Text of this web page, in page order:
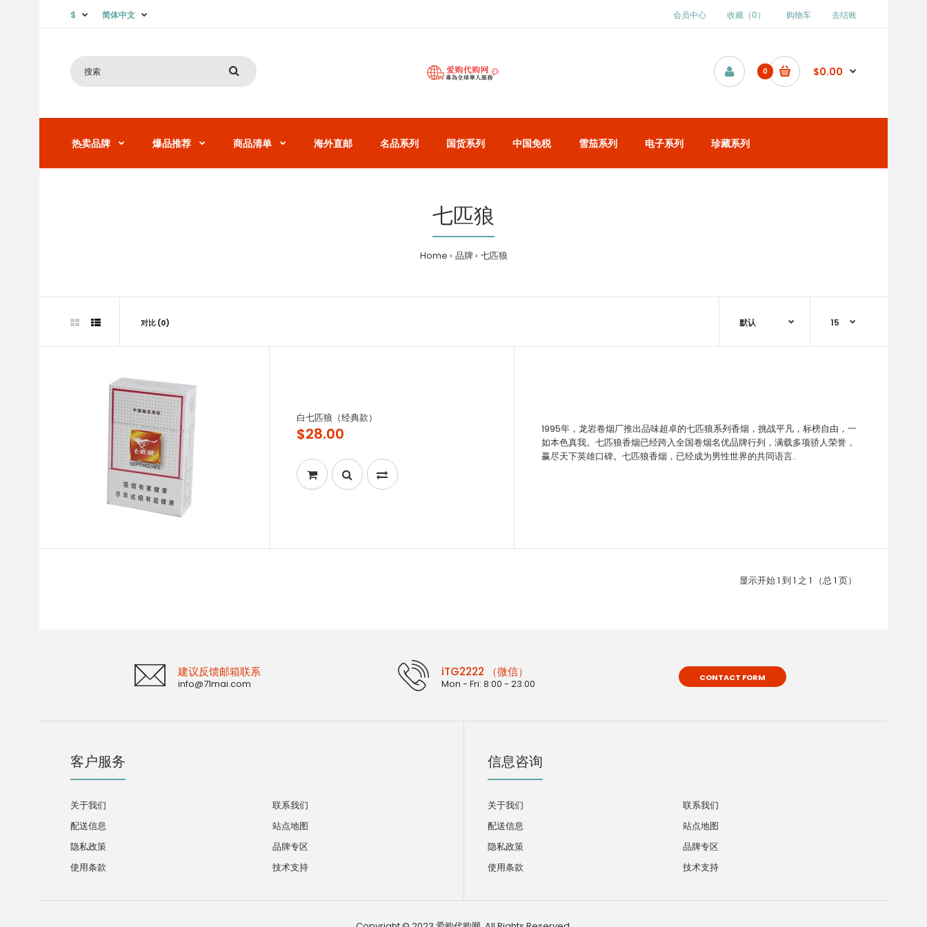
会员中心 收藏（0） 购物车 去结账
$ 简体中文
0 $0.00
热卖品牌 爆品推荐 商品清单 海外直邮 名品系列 国货系列 中国免税 雪茄系列 电子系列 珍藏系列
七匹狼
Home 品牌 七匹狼
对比 (0)
白七匹狼（经典款）
$28.00
1995年，龙岩卷烟厂推出品味超卓的七匹狼系列香烟，挑战平凡，标榜自由，一
如本色真我。七匹狼香烟已经跨入全国卷烟名优品牌行列，满载多项骄人荣誉，
赢尽天下英雄口碑。七匹狼香烟，已经成为男性世界的共同语言..
显示开始 1 到 1 之 1 （总 1 页）
建议反馈邮箱联系
info@71mai.com
iTG2222 （微信）
Mon - Fri: 8:00 - 23:00 CONTACT FORM
客户服务
关于我们
配送信息
隐私政策
使用条款
联系我们
站点地图
品牌专区
技术支持
信息咨询
关于我们
配送信息
隐私政策
使用条款
联系我们
站点地图
品牌专区
技术支持